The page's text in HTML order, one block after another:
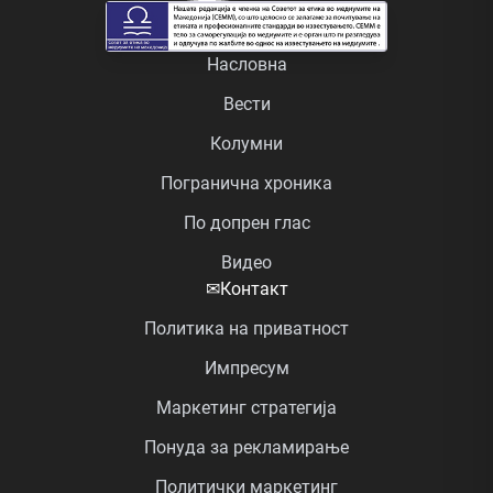
Насловна
Вести
Колумни
Погранична хроника
По допрен глас
Видео
✉Контакт
Политика на приватност
Импресум
Маркетинг стратегија
Понуда за рекламирање
Политички маркетинг